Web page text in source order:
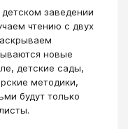
заведении
чтению с двух
новые
детские сады,
методики,
будут только